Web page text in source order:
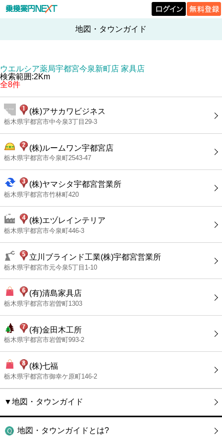
地図・タウンガイド
ウエルシア薬局宇都宮今泉新町店 家具店
検索範囲:2Km
全8件
(株)アサカワビジネス
栃木県宇都宮市中今泉3丁目29-3
(株)ルームワン宇都宮店
栃木県宇都宮市今泉町2543-47
(株)ヤマシタ宇都宮営業所
栃木県宇都宮市竹林町420
(株)エヅレインテリア
栃木県宇都宮市今泉町446-3
立川ブラインド工業(株)宇都宮営業所
栃木県宇都宮市元今泉5丁目1-10
(有)清島家具店
栃木県宇都宮市岩曽町1303
(有)金田木工所
栃木県宇都宮市岩曽町993-2
(株)七福
栃木県宇都宮市御幸ケ原町146-2
▼地図・タウンガイド
地図・タウンガイドとは?